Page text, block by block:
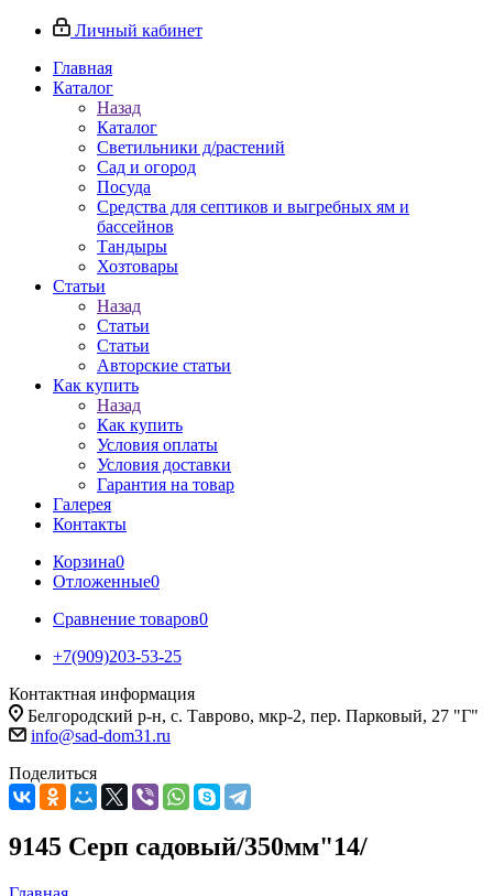
Личный кабинет
Главная
Каталог
Назад
Каталог
Светильники д/растений
Сад и огород
Посуда
Средства для септиков и выгребных ям и
бассейнов
Тандыры
Хозтовары
Статьи
Назад
Статьи
Статьи
Авторские статьи
Как купить
Назад
Как купить
Условия оплаты
Условия доставки
Гарантия на товар
Галерея
Контакты
Корзина0
Отложенные0
Сравнение товаров0
+7(909)203-53-25
Контактная информация
Белгородский р-н, с. Таврово, мкр-2, пер. Парковый, 27 "Г"
info@sad-dom31.ru
Поделиться
9145 Серп садовый/350мм"14/